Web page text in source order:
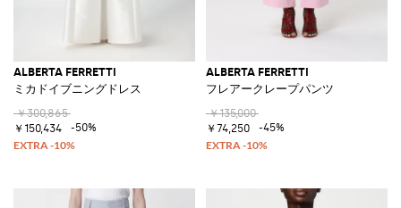
ALBERTA FERRETTI
ミカドイブニングドレス
￥300,865
￥150,434
-50%
ALBERTA FERRETTI
フレアークレープパンツ
￥135,000
￥74,250
-45%